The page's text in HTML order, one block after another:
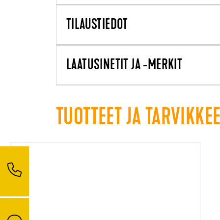
TILAUSTIEDOT
LAATUSINETIT JA -MERKIT
TUOTTEET JA